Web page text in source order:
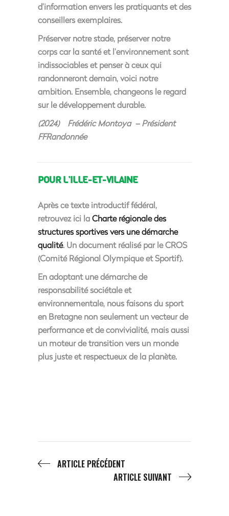
d’information envers les pratiquants et des
conseillers exemplaires.
Préserver notre stade, préserver notre
corps car la santé et l’environnement sont
indissociables et penser à ceux qui
randonneront demain, voici notre
ambition. Ensemble, changeons le regard
sur le développement durable.
(2024) Frédéric Montoya – Président
FFRandonnée
POUR L’ILLE-ET-VILAINE
Après ce texte introductif fédéral,
retrouvez ici laCharte régionale des
structures sportives vers une démarche
qualité. Un document réalisé par le CROS
(Comité Régional Olympique et Sportif).
En adoptant une démarche de
responsabilité sociétale et
environnementale, nous faisons du sport
en Bretagne non seulement un vecteur de
performance et de convivialité, mais aussi
un moteur de transition vers un monde
plus juste et respectueux de la planète.
ARTICLE PRÉCÉDENT
ARTICLE SUIVANT